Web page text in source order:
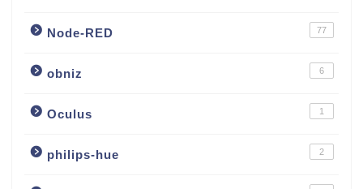
Node-RED 77
obniz 6
Oculus 1
philips-hue 2